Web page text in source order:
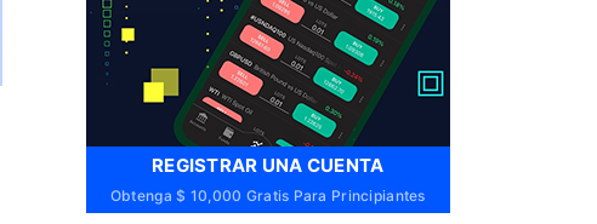
REGISTRAR UNA CUENTA
Obtenga $ 10,000 Gratis Para Principiantes